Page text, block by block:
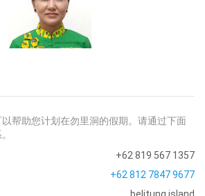
帮助您计划在勿里洞的假期。请通过下面
+62 819 567 1357
+62 812 7847 9677